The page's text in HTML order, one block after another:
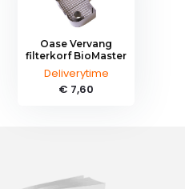
Oase Vervang
filterkorf BioMaster
Deliverytime
€ 7,60